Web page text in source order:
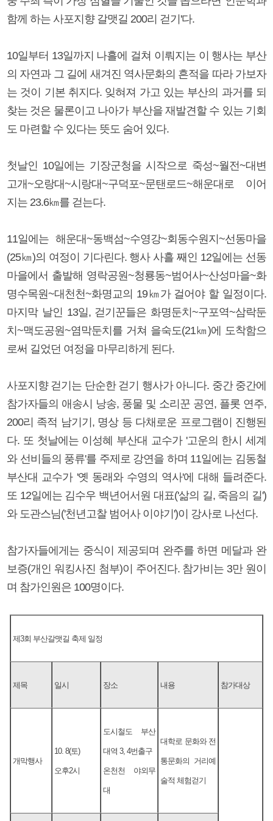
함께 하는 사포지향 갈맷길 200리 걷기'다.
10일부터 13일까지 나흘에 걸쳐 이뤄지는 이 행사는 부산
의 자연과 그 길에 새겨진 역사문화의 흔적을 따라 가보자
는 것이 기본 취지다. 잊혀져 가고 있는 부산의 과거를 되
찾는 것은 물론이고 나아가 부산을 재발견할 수 있는 기회
도 마련할 수 있다는 뜻도 숨어 있다.
첫날인 10일에는 기장군청을 시작으로 죽성~월전~대변
고개~오랑대~시랑대~구덕포~문탠로드~해운대로 이어
지는 23.6㎞를 걷는다.
11일에는 해운대~동백섬~수영강~회동수원지~선동마을
(25㎞)의 여정이 기다린다. 행사 사흘 째인 12일에는 선동
마을에서 출발해 영락공원~청룡동~범어사~산성마을~화
명수목원~대천천~화명교의 19㎞가 걸어야 할 일정이다.
마지막 날인 13일, 걷기꾼들은 화명둔치~구포역~삼락둔
치~맥도공원~염막둔치를 거쳐 을숙도(21㎞)에 도착함으
로써 길었던 여정을 마무리하게 된다.
사포지향 걷기는 단순한 걷기 행사가 아니다. 중간 중간에
참가자들의 애송시 낭송, 풍물 및 소리꾼 공연, 플롯 연주,
200리 족적 남기기, 명상 등 다채로운 프로그램이 진행된
다. 또 첫날에는 이성혜 부산대 교수가 '고운의 한시 세계
와 선비들의 풍류'를 주제로 강연을 하며 11일에는 김동철
부산대 교수가 '옛 동래와 수영의 역사'에 대해 들려준다.
또 12일에는 김수우 백년어서원 대표('삶의 길, 죽음의 길')
와 도관스님('천년고찰 범어사 이야기')이 강사로 나선다.
참가자들에게는 중식이 제공되며 완주를 하면 메달과 완
보증(개인 워킹사진 첨부)이 주어진다. 참가비는 3만 원이
며 참가인원은 100명이다.
제3회 부산갈맷길 축제 일정
제목 일시 장소 내용 참가대상
개막행사
10. 8(토)
오후2시
도시철도 부산
대역 3, 4번출구
온천천 야외무
대
대학로 문화와 전
통문화의 거리예
술적 체험걷기